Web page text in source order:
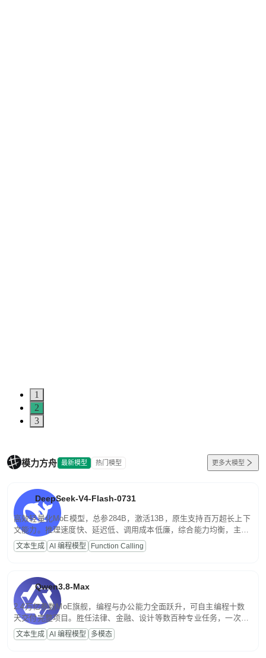
1
2
3
模力方舟 最新模型 热门模型 更多大模型
DeepSeek-V4-Flash-0731
高效轻量化MoE模型，总参284B，激活13B，原生支持百万超长上下
文能力。推理速度快、延迟低、调用成本低廉，综合能力均衡，主打
高并发、轻量化任务，适合日常对话、内容创作、基础 RAG、批量
文案处理等普惠刚需场景。
文本生成 AI 编程模型 Function Calling
Qwen3.8-Max
2.4万亿参数MoE旗舰，编程与办公能力全面跃升，可自主编程十数
天交付完整项目。胜任法律、金融、设计等数百种专业任务，一次对
话端到端交付生产级成果。原生视觉理解贯穿规划、执行与验证全流
程，支持超长文档与长视频的深度语义解析。长程任务中自主规划与
文本生成 AI 编程模型 多模态